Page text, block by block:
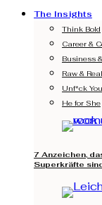
The Insights
Think Bold
Career &
Business
Raw & Real
Unf*ck
He for She
7 Anzeichen,
Superkräfte